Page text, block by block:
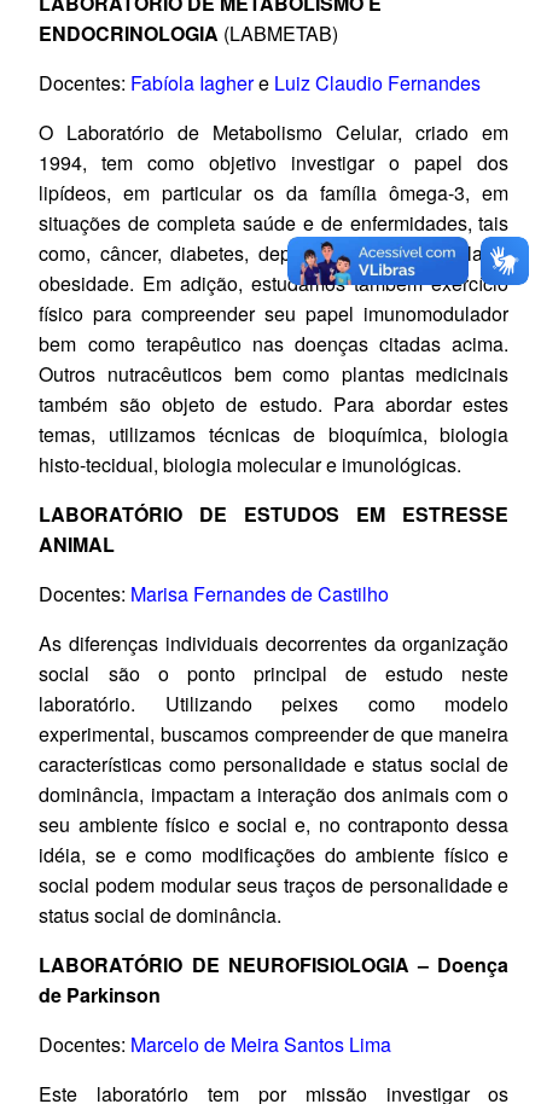
ENDOCRINOLOGIA (LABMETAB)
Docentes: Fabíola Iaghere Luiz Claudio Fernandes
O Laboratório de Metabolismo Celular, criado em
1994, tem como objetivo investigar o papel dos
lipídeos, em particular os da família ômega-3, em
situações de completa saúde e de enfermidades, tais
como, câncer, diabetes, depressão, lesão medular e
obesidade. Em adição, estudamos também exercício
físico para compreender seu papel imunomodulador
bem como terapêutico nas doenças citadas acima.
Outros nutracêuticos bem como plantas medicinais
também são objeto de estudo. Para abordar estes
temas, utilizamos técnicas de bioquímica, biologia
histo-tecidual, biologia molecular e imunológicas.
LABORATÓRIO DE ESTUDOS EM ESTRESSE
ANIMAL
Docentes: Marisa Fernandes de Castilho
As diferenças individuais decorrentes da organização
social são o ponto principal de estudo neste
laboratório. Utilizando peixes como modelo
experimental, buscamos compreender de que maneira
características como personalidade e status social de
dominância, impactam a interação dos animais com o
seu ambiente físico e social e, no contraponto dessa
idéia, se e como modificações do ambiente físico e
social podem modular seus traços de personalidade e
status social de dominância.
LABORATÓRIO DE NEUROFISIOLOGIA – Doença
de Parkinson
Docentes: Marcelo de Meira Santos Lima
Este laboratório tem por missão investigar os